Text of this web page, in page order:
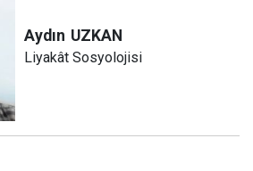
Aydın UZKAN
Liyakât Sosyolojisi